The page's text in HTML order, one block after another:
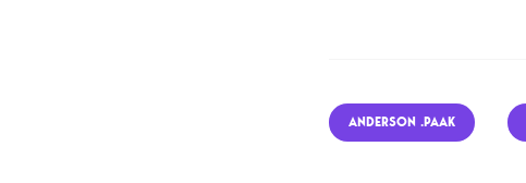
ANDERSON .PAAK